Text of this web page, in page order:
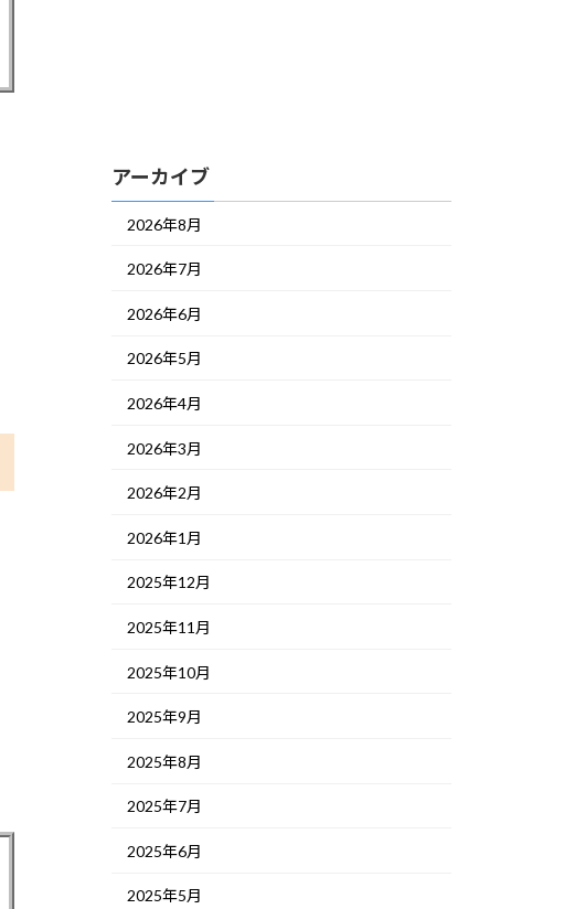
アーカイブ
2026年8月
2026年7月
2026年6月
2026年5月
2026年4月
2026年3月
2026年2月
2026年1月
2025年12月
2025年11月
2025年10月
2025年9月
2025年8月
2025年7月
2025年6月
2025年5月